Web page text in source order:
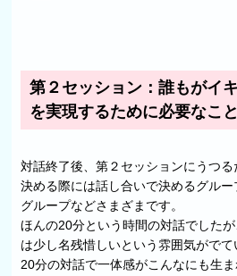
第２セッション：誰もがイ
を実現するために必要なこ
対話終了後、第２セッションにうつ
決める際には話し合いで決めるグル
グループなどさまざまです。
ほんの20分という時間の対話でした
は少し名残惜しいという雰囲気がでて
20分の対話で一体感がこんなにも生